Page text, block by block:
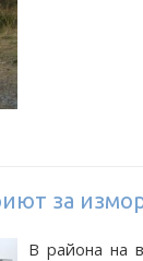
за
В района на